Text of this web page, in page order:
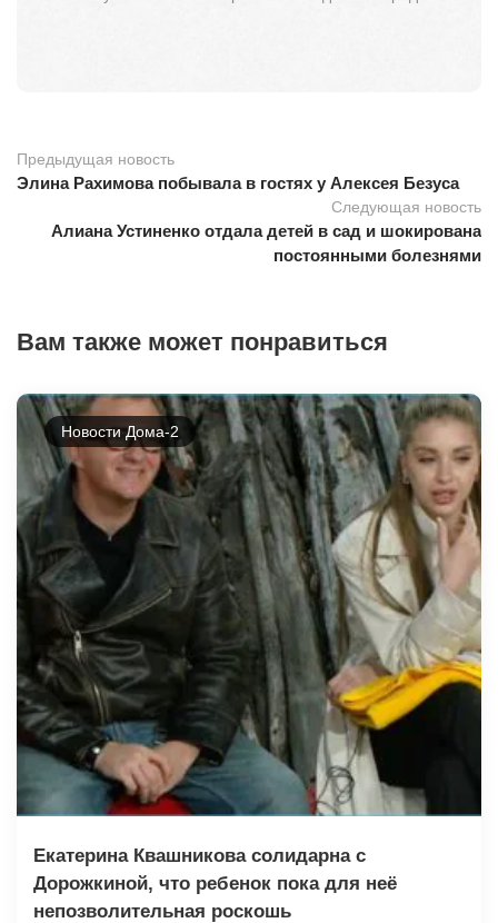
Предыдущая новость
Элина Рахимова побывала в гостях у Алексея Безуса
Следующая новость
Алиана Устиненко отдала детей в сад и шокирована
постоянными болезнями
Вам также может понравиться
Новости Дома-2
Екатерина Квашникова солидарна с
Дорожкиной, что ребенок пока для неё
непозволительная роскошь